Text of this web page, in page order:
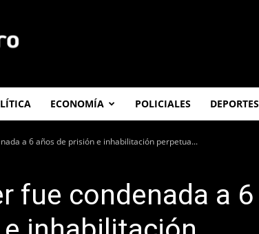
ECONOMÍA POLICIALES DEPORTES
a 6 años de prisión e inhabilitación perpetua...
fue condenada a 6